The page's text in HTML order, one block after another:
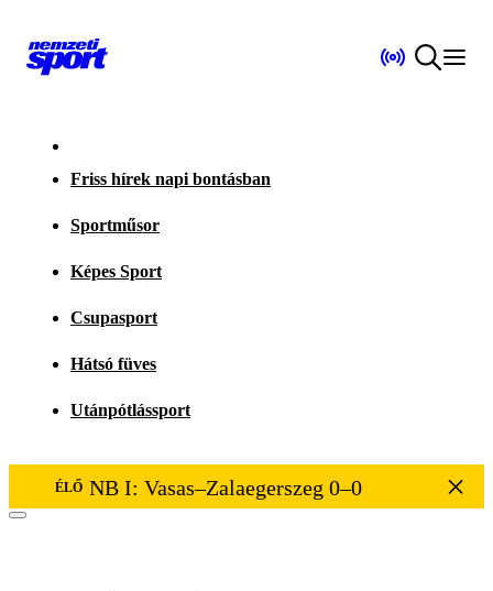
Friss hírek napi bontásban
Sportműsor
Képes Sport
Csupasport
Hátsó füves
Utánpótlássport
ÉLŐ NB I: Vasas–Zalaegerszeg 0–0